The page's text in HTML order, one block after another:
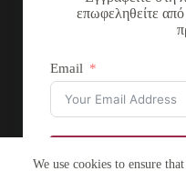
επωφεληθείτε από
Email
We use cookies to ensure
Διεύθυνση:
Νικολάου
Τηλέφωνο:
+30 2385 503290
Email: